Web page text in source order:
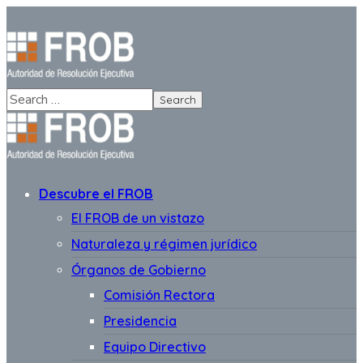
Descubre el FROB
El FROB de un vistazo
Naturaleza y régimen jurídico
Órganos de Gobierno
Comisión Rectora
Presidencia
Equipo Directivo